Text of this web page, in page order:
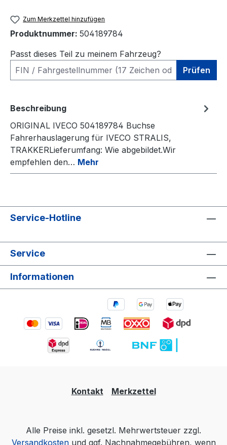
Zum Merkzettel hinzufügen
Produktnummer: 504189784
Passt dieses Teil zu meinem Fahrzeug?
Prüfen
Beschreibung
ORIGINAL IVECO 504189784 Buchse
Fahrerhauslagerung für IVECO STRALIS,
TRAKKERLieferumfang: Wie abgebildet.Wir
empfehlen den… Mehr
Service-Hotline
Service
Informationen
Kontakt Merkzettel
Alle Preise inkl. gesetzl. Mehrwertsteuer zzgl.
Versandkostenund ggf. Nachnahmegebühren, wenn